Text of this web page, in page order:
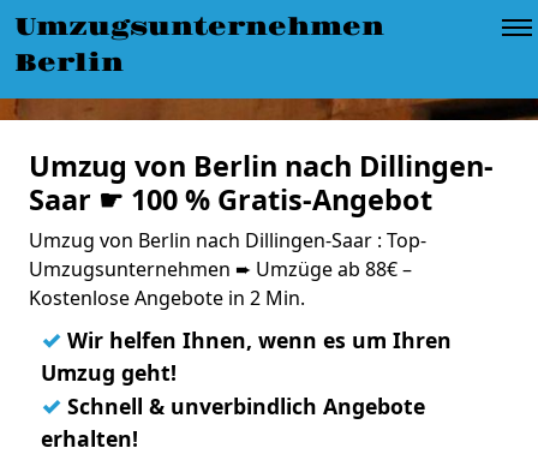
Umzugsunternehmen
Berlin
Umzug von Berlin nach Dillingen-
Saar ☛ 100 % Gratis-Angebot
Umzug von Berlin nach Dillingen-Saar : Top-
Umzugsunternehmen ➨ Umzüge ab 88€ –
Kostenlose Angebote in 2 Min.
✓ Wir helfen Ihnen, wenn es um Ihren
Umzug geht!
✓ Schnell & unverbindlich Angebote
erhalten!